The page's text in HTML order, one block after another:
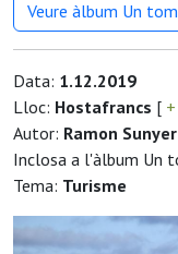
Veure àlbum Un
Data: 1.12.2019
Lloc: Hostafrancs [
Autor: Ramon Sunyer
Inclosa a l'àlbum Un
Tema: Turisme